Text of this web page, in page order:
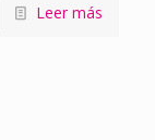
Leer más